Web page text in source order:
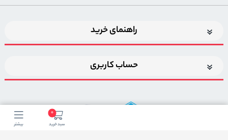
0
سبد خرید بیشتر
راهنمای خرید
حساب کاربری